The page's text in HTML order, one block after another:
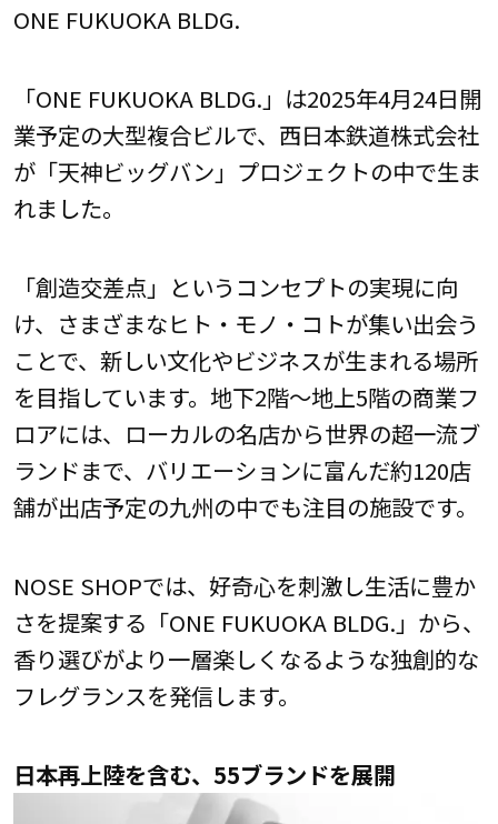
ONE FUKUOKA BLDG.
「ONE FUKUOKA BLDG.」は2025年4月24日開
業予定の大型複合ビルで、西日本鉄道株式会社
が「天神ビッグバン」プロジェクトの中で生ま
れました。
「創造交差点」というコンセプトの実現に向
け、さまざまなヒト・モノ・コトが集い出会う
ことで、新しい文化やビジネスが生まれる場所
を目指しています。地下2階～地上5階の商業フ
ロアには、ローカルの名店から世界の超一流ブ
ランドまで、バリエーションに富んだ約120店
舗が出店予定の九州の中でも注目の施設です。
NOSE SHOPでは、好奇心を刺激し生活に豊か
さを提案する「ONE FUKUOKA BLDG.」から、
香り選びがより一層楽しくなるような独創的な
フレグランスを発信します。
日本再上陸を含む、55ブランドを展開